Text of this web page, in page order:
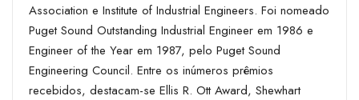
Association e Institute of Industrial Engineers. Foi nomeado
Puget Sound Outstanding Industrial Engineer em 1986 e
Engineer of the Year em 1987, pelo Puget Sound
Engineering Council. Entre os inúmeros prêmios
recebidos, destacam-se Ellis R. Ott Award, Shewhart